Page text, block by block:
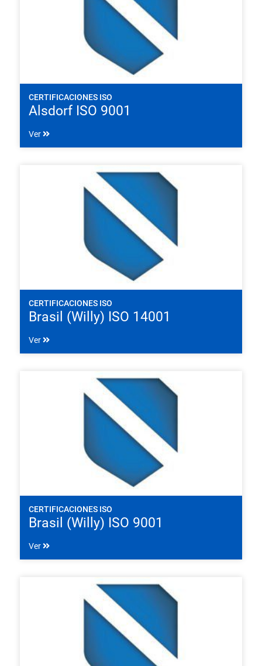
CERTIFICACIONES ISO
Alsdorf ISO 9001
Ver
CERTIFICACIONES ISO
Brasil (Willy) ISO 14001
Ver
CERTIFICACIONES ISO
Brasil (Willy) ISO 9001
Ver